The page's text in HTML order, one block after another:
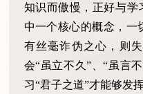
知识而傲慢，正好与学
中一个核心的概念，一
有丝毫诈伪之心，则
会“虽立不久”、“虽言
习“君子之道”才能够发挥